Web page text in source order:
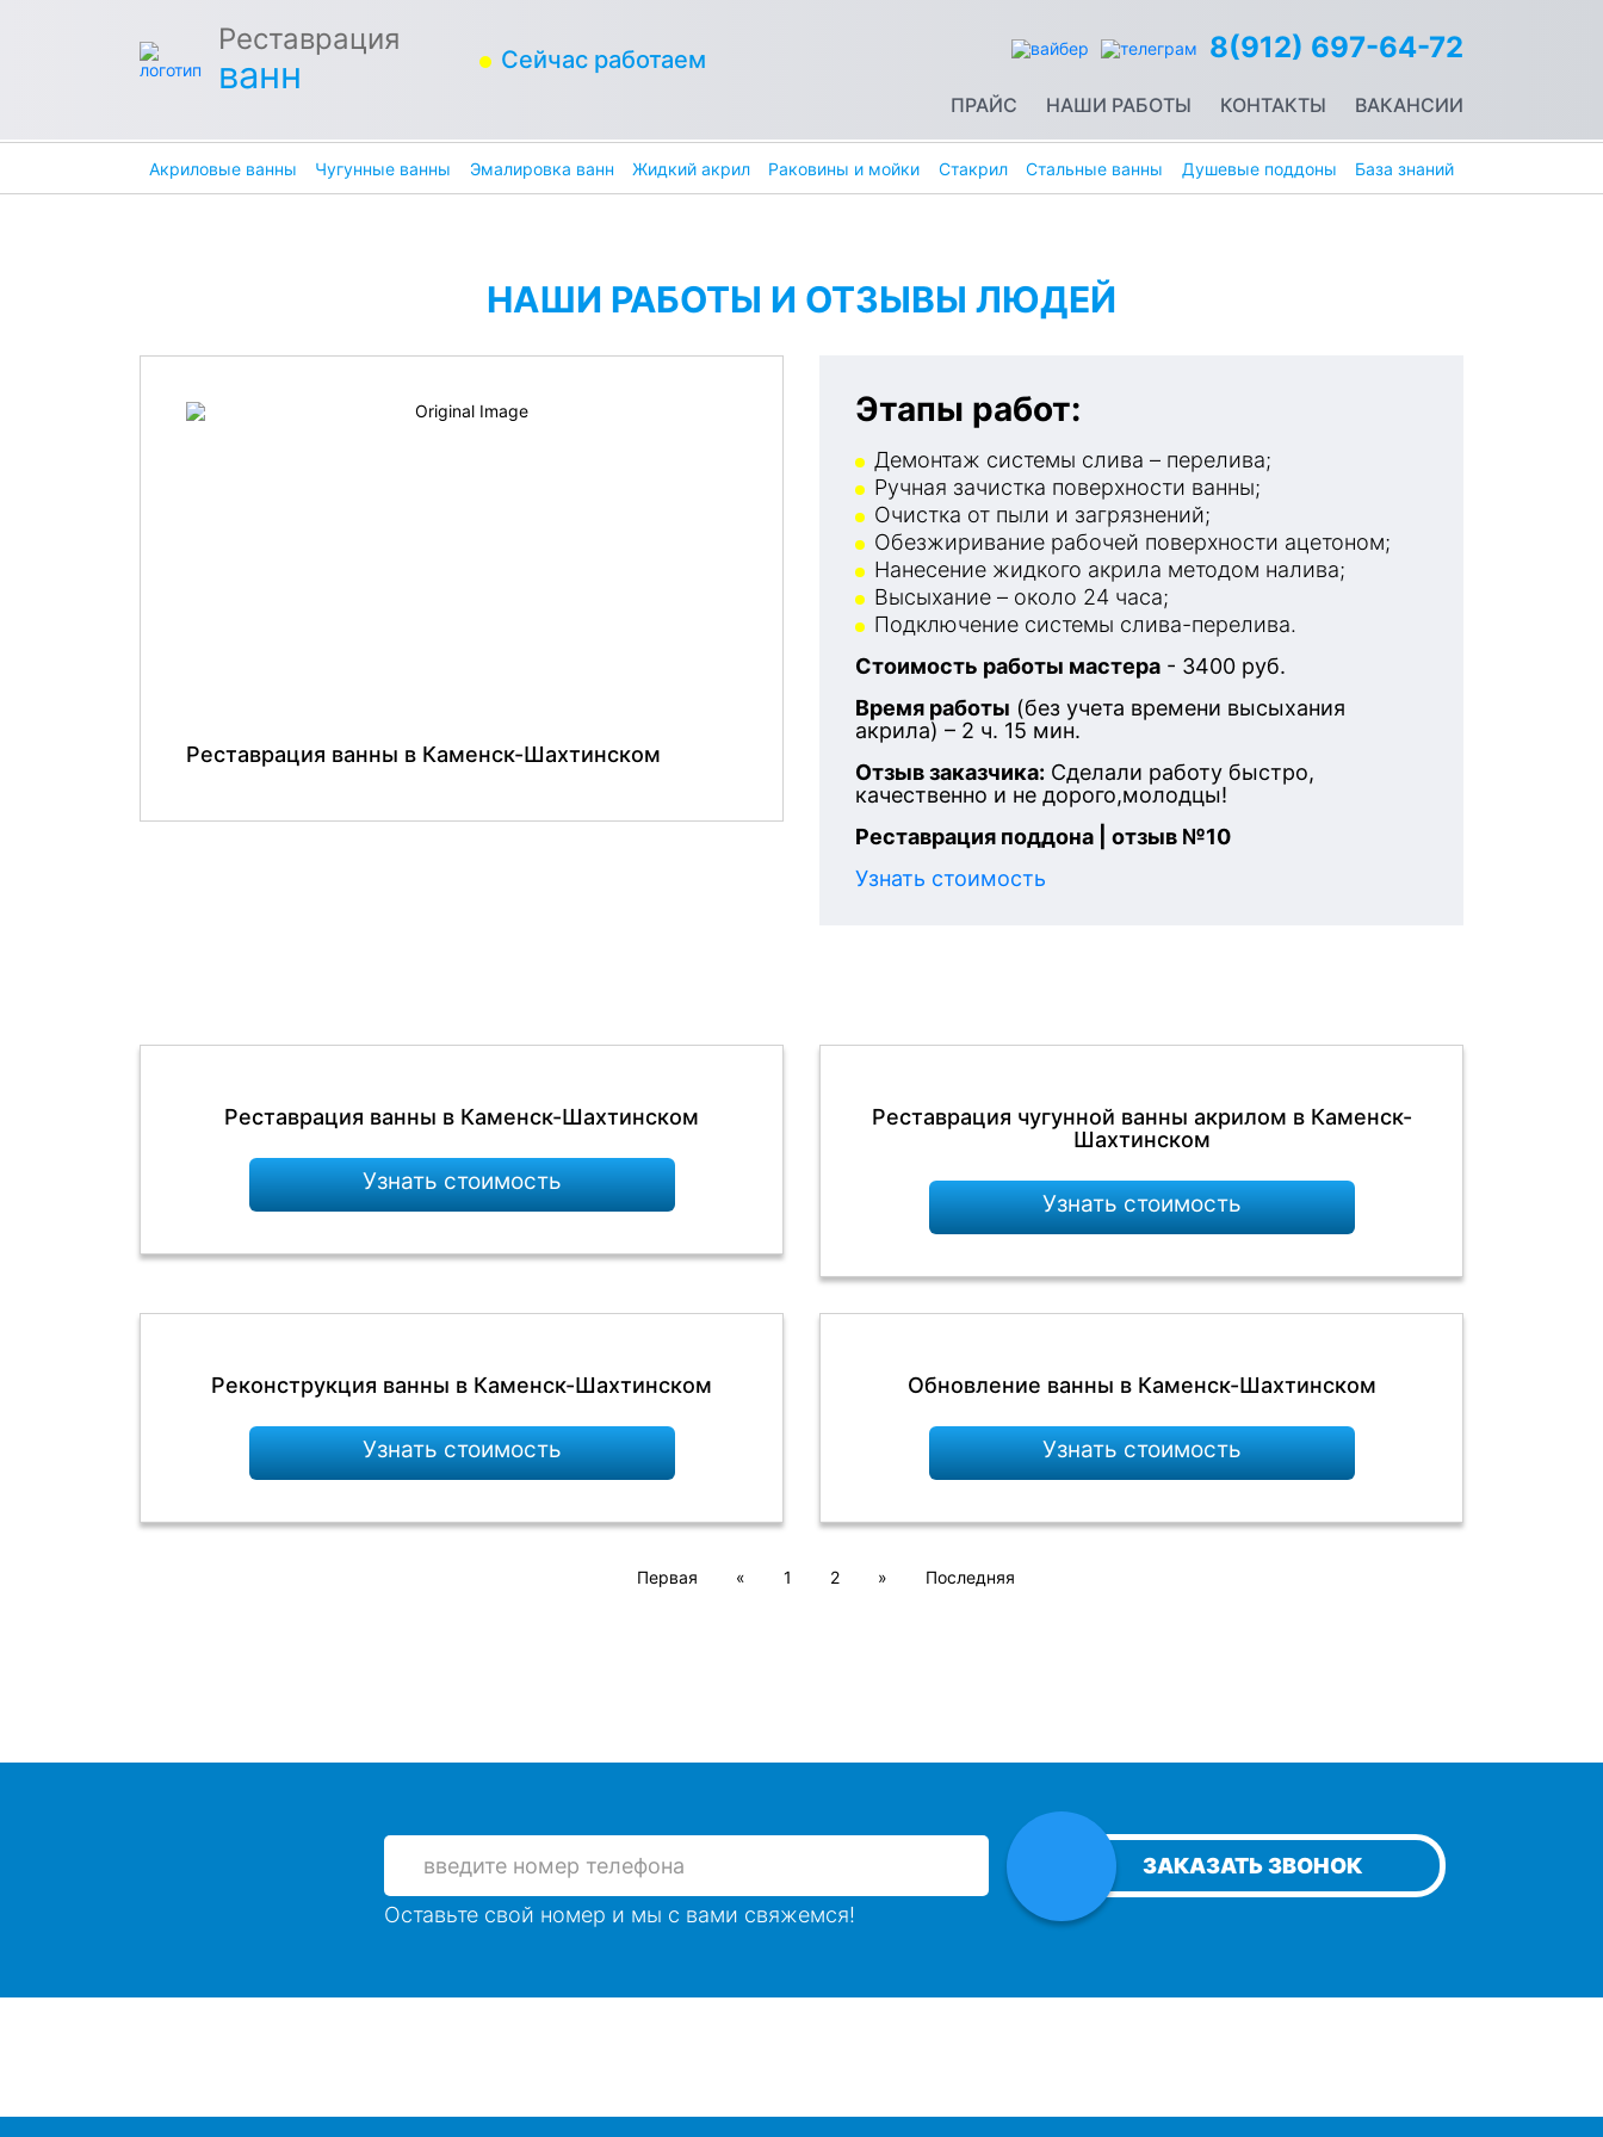
Реставрация
ванн Сейчас работаем 8(912) 697-64-72
ПРАЙС НАШИ РАБОТЫ КОНТАКТЫ ВАКАНСИИ
Акриловые ванны Чугунные ванны Эмалировка ванн Жидкий акрил Раковины и мойки Стакрил Стальные ванны Душевые поддоны База знаний
НАШИ РАБОТЫ И ОТЗЫВЫ ЛЮДЕЙ
Реставрация ванны в Каменск-Шахтинском
Этапы работ:
Демонтаж системы слива – перелива;
Ручная зачистка поверхности ванны;
Очистка от пыли и загрязнений;
Обезжиривание рабочей поверхности ацетоном;
Нанесение жидкого акрила методом налива;
Высыхание – около 24 часа;
Подключение системы слива-перелива.
Стоимость работы мастера - 3400 руб.
Время работы (без учета времени высыхания
акрила) – 2 ч. 15 мин.
Отзыв заказчика: Сделали работу быстро,
качественно и не дорого,молодцы!
Реставрация поддона | отзыв №10
Узнать стоимость
Реставрация ванны в Каменск-Шахтинском
Узнать стоимость
Реставрация чугунной ванны акрилом в Каменск-
Шахтинском
Узнать стоимость
Реконструкция ванны в Каменск-Шахтинском
Узнать стоимость
Обновление ванны в Каменск-Шахтинском
Узнать стоимость
Первая « 1 2 » Последняя
ЗАКАЗАТЬ ЗВОНОК
Оставьте свой номер и мы с вами свяжемся!